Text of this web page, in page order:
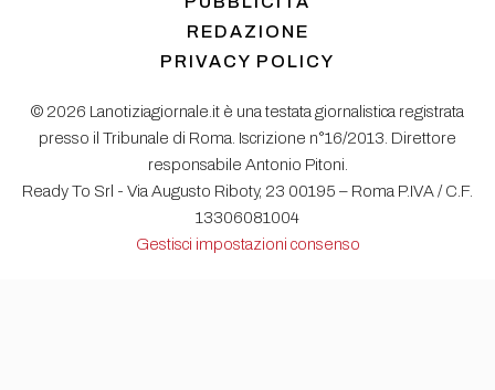
REDAZIONE
PRIVACY POLICY
© 2026 Lanotiziagiornale.it è una testata giornalistica registrata
presso il Tribunale di Roma. Iscrizione n°16/2013. Direttore
responsabile Antonio Pitoni.
Ready To Srl - Via Augusto Riboty, 23 00195 – Roma P.IVA / C.F.
13306081004
Gestisci impostazioni consenso